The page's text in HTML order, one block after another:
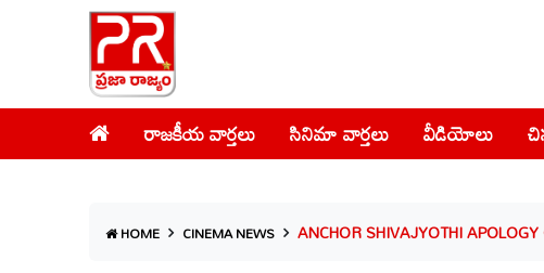
రాజకీయ వార్తలు సినిమా వార్తలు వీడియోలు
HOME CINEMA NEWS ANCHOR SHIVAJYOTHI